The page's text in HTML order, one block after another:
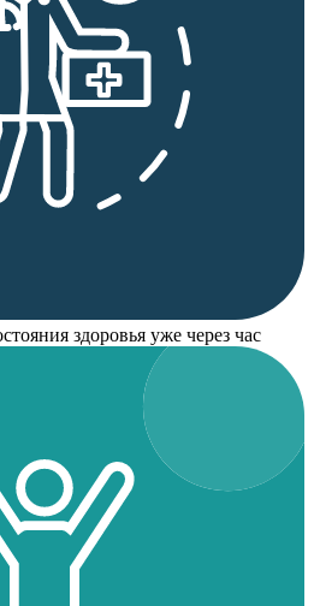
здоровья уже через час